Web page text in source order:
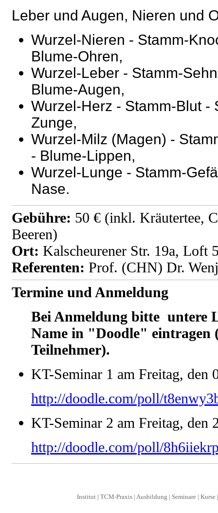
Leber und Augen, Nieren und
Wurzel-Nieren - Stamm-
Blume-Ohren,
Wurzel-Leber - Stamm-
Blume-Augen,
Wurzel-Herz - Stamm-Blut -
Zunge,
Wurzel-Milz (Magen) -
- Blume-Lippen,
Wurzel-Lunge - Stamm-
Nase.
Gebühre: 50 € (inkl. Kräutertee,
Beeren)
Ort: Kalscheurener Str. 19a, Loft
Referenten: Prof. (CHN) Dr.
Termine und Anmeldung
Bei Anmeldung bitte untere
Name in "Doodle" eintragen
Teilnehmer).
KT-Seminar 1 am Freitag, den
http://doodle.com/poll/
KT-Seminar 2 am Freitag, den
http://doodle.com/poll/
Institut| TCM-Praxis| Ausbildung | Seminare| Kurse